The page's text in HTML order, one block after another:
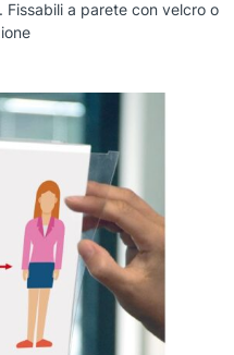
a parete con velcro o